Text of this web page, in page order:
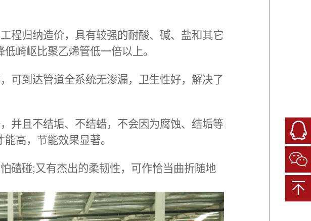
程归纳造价，具有较强的耐酸、碱、盐和其它
崎岖比聚乙烯管低一倍以上。
可到达管道全系统无渗漏，卫生性好，解决了
并且不结垢、不结蜡，不会因为腐蚀、结垢等
高，节能效果显著。
磕碰;又有杰出的柔韧性，可作恰当曲折随地